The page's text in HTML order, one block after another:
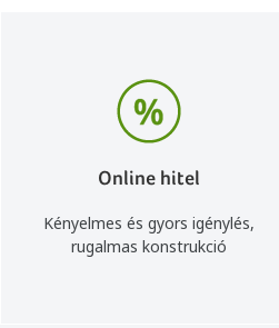
Online hitel
Kényelmes és gyors igénylés,
rugalmas konstrukció